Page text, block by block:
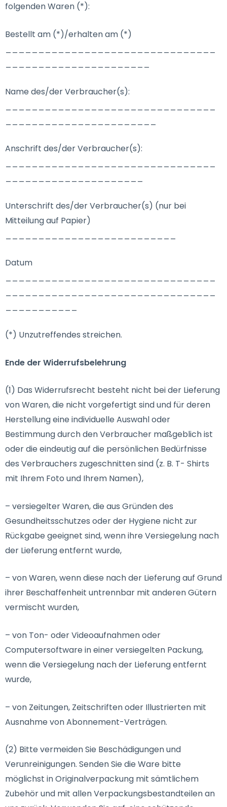
folgenden Waren (*):
Bestellt am (*)/erhalten am (*)
Name des/der Verbraucher(s):
Anschrift des/der Verbraucher(s):
Unterschrift des/der Verbraucher(s) (nur bei
Mitteilung auf Papier)
Datum
(*) Unzutreffendes streichen.
Ende der Widerrufsbelehrung
(1) Das Widerrufsrecht besteht nicht bei der Lieferung
von Waren, die nicht vorgefertigt sind und für deren
Herstellung eine individuelle Auswahl oder
Bestimmung durch den Verbraucher maßgeblich ist
oder die eindeutig auf die persönlichen Bedürfnisse
des Verbrauchers zugeschnitten sind (z. B. T- Shirts
mit Ihrem Foto und Ihrem Namen),
– versiegelter Waren, die aus Gründen des
Gesundheitsschutzes oder der Hygiene nicht zur
Rückgabe geeignet sind, wenn ihre Versiegelung nach
der Lieferung entfernt wurde,
– von Waren, wenn diese nach der Lieferung auf Grund
ihrer Beschaffenheit untrennbar mit anderen Gütern
vermischt wurden,
– von Ton- oder Videoaufnahmen oder
Computersoftware in einer versiegelten Packung,
wenn die Versiegelung nach der Lieferung entfernt
wurde,
– von Zeitungen, Zeitschriften oder Illustrierten mit
Ausnahme von Abonnement-Verträgen.
(2) Bitte vermeiden Sie Beschädigungen und
Verunreinigungen. Senden Sie die Ware bitte
möglichst in Originalverpackung mit sämtlichem
Zubehör und mit allen Verpackungsbestandteilen an